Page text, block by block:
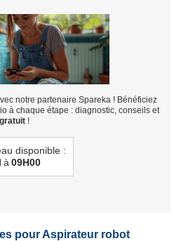
notre partenaire Spareka ! Bénéficiez
à chaque étape : diagnostic, conseils et
!
disponible :
à 09H00
pour Aspirateur robot